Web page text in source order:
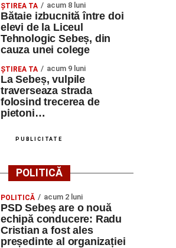
ŞTIREA TA acum 8 luni
Bătaie izbucnită între doi
elevi de la Liceul
Tehnologic Sebeș, din
cauza unei colege
ŞTIREA TA acum 9 luni
La Sebeș, vulpile
traverseaza strada
folosind trecerea de
pietoni…
PUBLICITATE
POLITICĂ
POLITICĂ acum 2 luni
PSD Sebeș are o nouă
echipă conducere: Radu
Cristian a fost ales
președinte al organizației